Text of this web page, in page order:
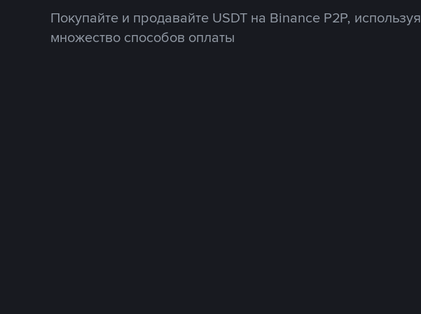
Покупайте и продавайте USDT на Binance P2P, используя
множество способов оплаты